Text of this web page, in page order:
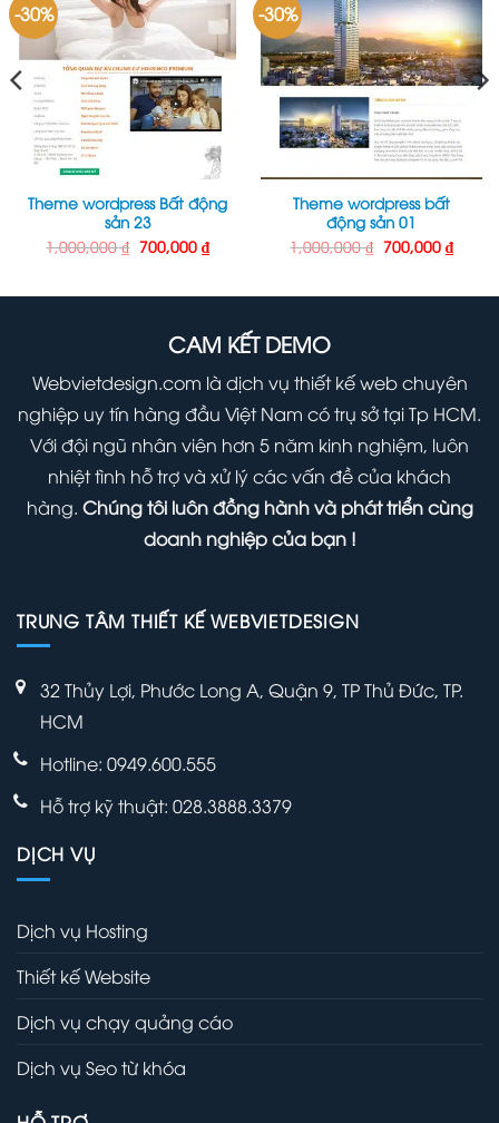
-30%
Theme wordpress Bất động
sản 23
1,000,000₫ Giá
gốc
700,000 ₫Giá
hiện
700,000 ₫.
-30%
Theme wordpress bất
động sản 01
1,000,000₫ Giá
gốc
700,000 ₫Giá
hiện
₫.
CAM KẾT DEMO
Webvietdesign.com là dịch vụ thiết kế web chuyên
nghiệp uy tín hàng đầu Việt Nam có trụ sở tại Tp HCM.
Với đội ngũ nhân viên hơn 5 năm kinh nghiệm, luôn
nhiệt tình hỗ trợ và xử lý các vấn đề của khách
hàng. Chúng tôi luôn đồng hành và phát triển cùng
doanh nghiệp của bạn !
TRUNG TÂM THIẾT KẾ WEBVIETDESIGN
32 Thủy Lợi, Phước Long A, Quận 9, TP Thủ Đức, TP.
HCM
Hotline: 0949.600.555
Hỗ trợ kỹ thuật: 028.3888.3379
DỊCH VỤ
Dịch vụ Hosting
Thiết kế Website
Dịch vụ chạy quảng cáo
Dịch vụ Seo từ khóa